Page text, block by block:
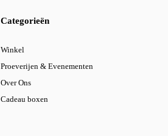
Categorieën
Winkel
Proeverijen & Evenementen
Over Ons
Cadeau boxen